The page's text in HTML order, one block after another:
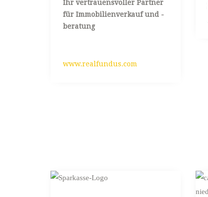
Ihr vertrauensvoller Partner
für Immobilienverkauf und -
beratung
www.realfundus.com